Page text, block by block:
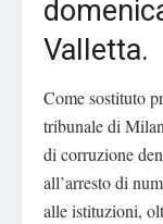
Valletta.
Come sostituto
tribunale di
di corruzione
all’arresto di
alle istituzioni,